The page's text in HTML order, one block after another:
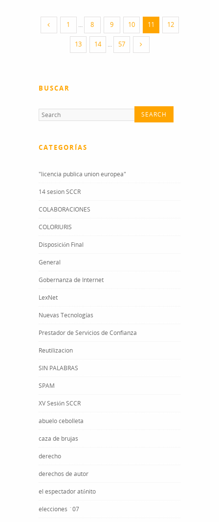
1 ... 8 9 10 11 12
13 14 ... 57
BUSCAR
CATEGORÍAS
"licencia publica union europea"
14 sesion SCCR
COLABORACIONES
COLORIURIS
Disposición Final
General
Gobernanza de Internet
LexNet
Nuevas Tecnologías
Prestador de Servicios de Confianza
Reutilizacion
SIN PALABRAS
SPAM
XV Sesión SCCR
abuelo cebolleta
caza de brujas
derecho
derechos de autor
el espectador atónito
elecciones ´07